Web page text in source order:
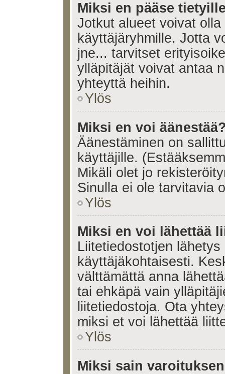
Miksi en pääse
Jotkut alueet voivat
käyttäjäryhmille. Jotta
jne... tarvitset
ylläpitäjät voivat antaa
yhteyttä heihin.
Ylös
Miksi en voi
Äänestäminen on
käyttäjille.
Mikäli olet jo
Sinulla ei ole tarvitavia
Ylös
Miksi en voi lähettää
Liitetiedostotjen
käyttäjäkohtaisesti.
välttämättä anna
tai ehkäpä vain
liitetiedostoja. Ota
miksi et voi lähettää
Ylös
Miksi sain